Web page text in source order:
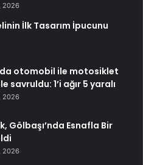
2026
İlk Tasarım İpucunu
otomobil ile motosiklet
savruldu: 1’i ağır 5 yaralı
2026
Gölbaşı’nda Esnafla Bir
2026